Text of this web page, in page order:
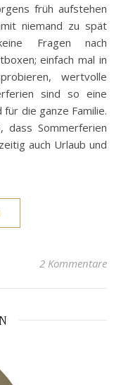
früh aufstehen
niemand zu spät
Fragen nach
einfach mal in
wertvolle
sind so eine
die ganze Familie.
dass Sommerferien
auch Urlaub und
2 Kommentare